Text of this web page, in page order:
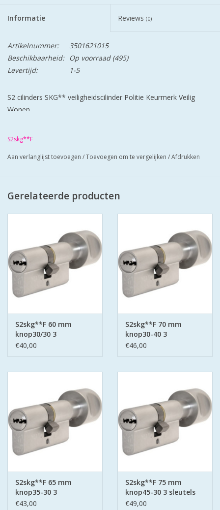
Informatie Reviews (0)
Artikelnummer:
3501621015
Beschikbaarheid:
Op voorraad(495)
Levertijd:
1-5
S2 cilinders SKG** veiligheidscilinder Politie Keurmerk Veilig
Wonen.
klopsleutel.
S2skg**F
Aan verlanglijst toevoegen /Toevoegen om te vergelijken /Afdrukken
Gerelateerde producten
S2skg**F 60 mm
knop30/30 3
keersleutels
€40,00
S2skg**F 70 mm
knop30-40 3
keersleutels
€46,00
S2skg**F 65 mm
knop35-30 3
keersleutels
€43,00
S2skg**F 75 mm
knop45-30 3 sleutels
€49,00